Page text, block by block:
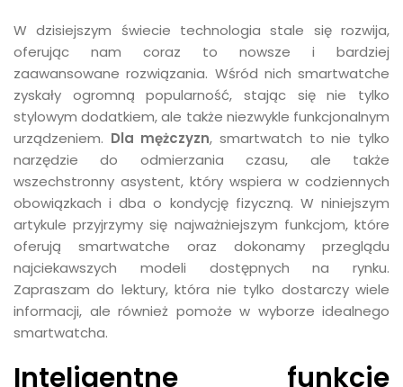
W dzisiejszym świecie technologia stale się rozwija,
oferując nam coraz to nowsze i bardziej
zaawansowane rozwiązania. Wśród nich smartwatche
zyskały ogromną popularność, stając się nie tylko
stylowym dodatkiem, ale także niezwykle funkcjonalnym
urządzeniem. Dla mężczyzn, smartwatch to nie tylko
narzędzie do odmierzania czasu, ale także
wszechstronny asystent, który wspiera w codziennych
obowiązkach i dba o kondycję fizyczną. W niniejszym
artykule przyjrzymy się najważniejszym funkcjom, które
oferują smartwatche oraz dokonamy przeglądu
najciekawszych modeli dostępnych na rynku.
Zapraszam do lektury, która nie tylko dostarczy wiele
informacji, ale również pomoże w wyborze idealnego
smartwatcha.
Inteligentne funkcje